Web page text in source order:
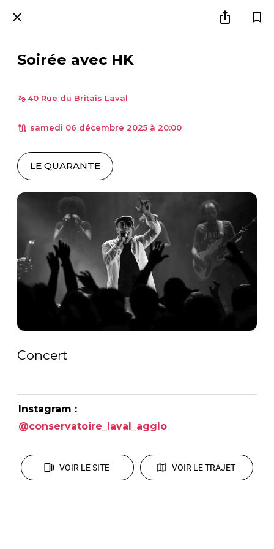
Soirée avec HK
40 Rue du Britais Laval
samedi 06 décembre 2025 à 20:00
LE QUARANTE
Concert
Instagram :
@conservatoire_laval_agglo
VOIR LE SITE VOIR LE TRAJET